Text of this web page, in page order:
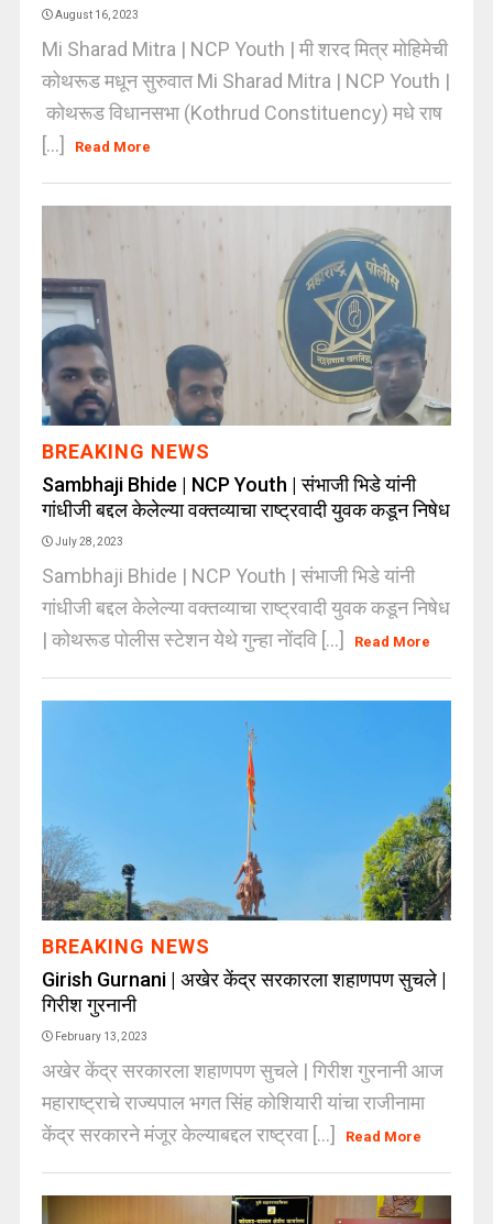
August 16, 2023
Mi Sharad Mitra | NCP Youth | मी शरद मित्र मोहिमेची
कोथरूड मधून सुरुवात Mi Sharad Mitra | NCP Youth |
कोथरूड विधानसभा (Kothrud Constituency) मधे राष
[...]
Read More
BREAKING NEWS
Sambhaji Bhide | NCP Youth | संभाजी भिडे यांनी
गांधीजी बद्दल केलेल्या वक्तव्याचा राष्ट्रवादी युवक कडून निषेध
July 28, 2023
Sambhaji Bhide | NCP Youth | संभाजी भिडे यांनी
गांधीजी बद्दल केलेल्या वक्तव्याचा राष्ट्रवादी युवक कडून निषेध
| कोथरूड पोलीस स्टेशन येथे गुन्हा नोंदवि [...]
Read More
BREAKING NEWS
Girish Gurnani | अखेर केंद्र सरकारला शहाणपण सुचले |
गिरीश गुरनानी
February 13, 2023
अखेर केंद्र सरकारला शहाणपण सुचले | गिरीश गुरनानी आज
महाराष्ट्राचे राज्यपाल भगत सिंह कोशियारी यांचा राजीनामा
केंद्र सरकारने मंजूर केल्याबद्दल राष्ट्रवा [...]
Read More